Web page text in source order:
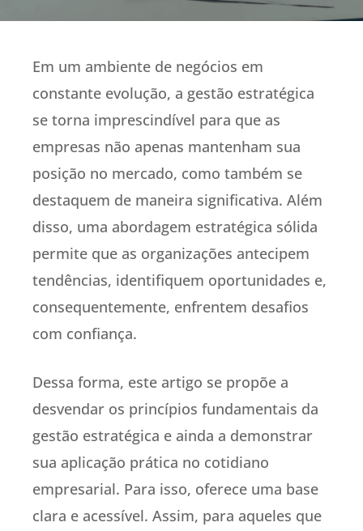
Em um ambiente de negócios em
constante evolução, a gestão estratégica
se torna imprescindível para que as
empresas não apenas mantenham sua
posição no mercado, como também se
destaquem de maneira significativa. Além
disso, uma abordagem estratégica sólida
permite que as organizações antecipem
tendências, identifiquem oportunidades e,
consequentemente, enfrentem desafios
com confiança.
Dessa forma, este artigo se propõe a
desvendar os princípios fundamentais da
gestão estratégica e ainda a demonstrar
sua aplicação prática no cotidiano
empresarial. Para isso, oferece uma base
clara e acessível. Assim, para aqueles que